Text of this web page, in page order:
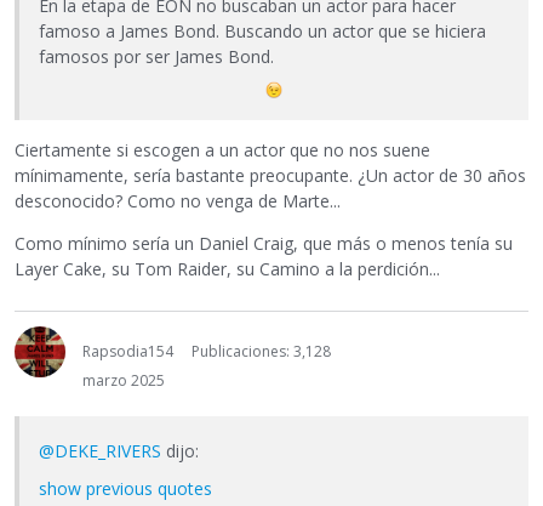
En la etapa de EON no buscaban un actor para hacer
famoso a James Bond. Buscando un actor que se hiciera
famosos por ser James Bond.
Ciertamente si escogen a un actor que no nos suene
mínimamente, sería bastante preocupante. ¿Un actor de 30 años
desconocido? Como no venga de Marte...
Como mínimo sería un Daniel Craig, que más o menos tenía su
Layer Cake, su Tom Raider, su Camino a la perdición...
Rapsodia154
Publicaciones: 3,128
marzo 2025
@DEKE_RIVERS dijo:
show previous quotes